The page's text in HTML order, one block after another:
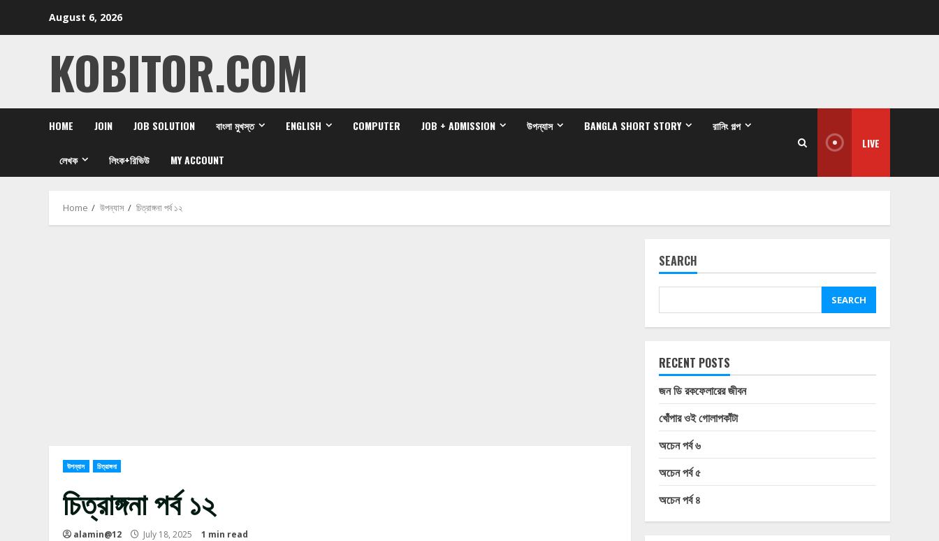
August 6, 2026
KOBITOR.COM
HOME JOIN JOB SOLUTION বাংলা মুখস্ত ENGLISH COMPUTER JOB + ADMISSION উপন্যাস BANGLA SHORT STORY রানিং গল্প
লেখক লিংক+রিভিউ MY ACCOUNT
LIVE
Home উপন্যাস চিত্রাঙ্গনা পর্ব ১২
উপন্যাস চিত্রাঙ্গনা
চিত্রাঙ্গনা পর্ব ১২
alamin@12 July 18, 2025 1 min read
SEARCH
SEARCH
RECENT POSTS
জন ডি রকফেলারের জীবন
খোঁপার ওই গোলাপকাঁটা
অচেন পর্ব ৬
অচেন পর্ব ৫
অচেন পর্ব ৪